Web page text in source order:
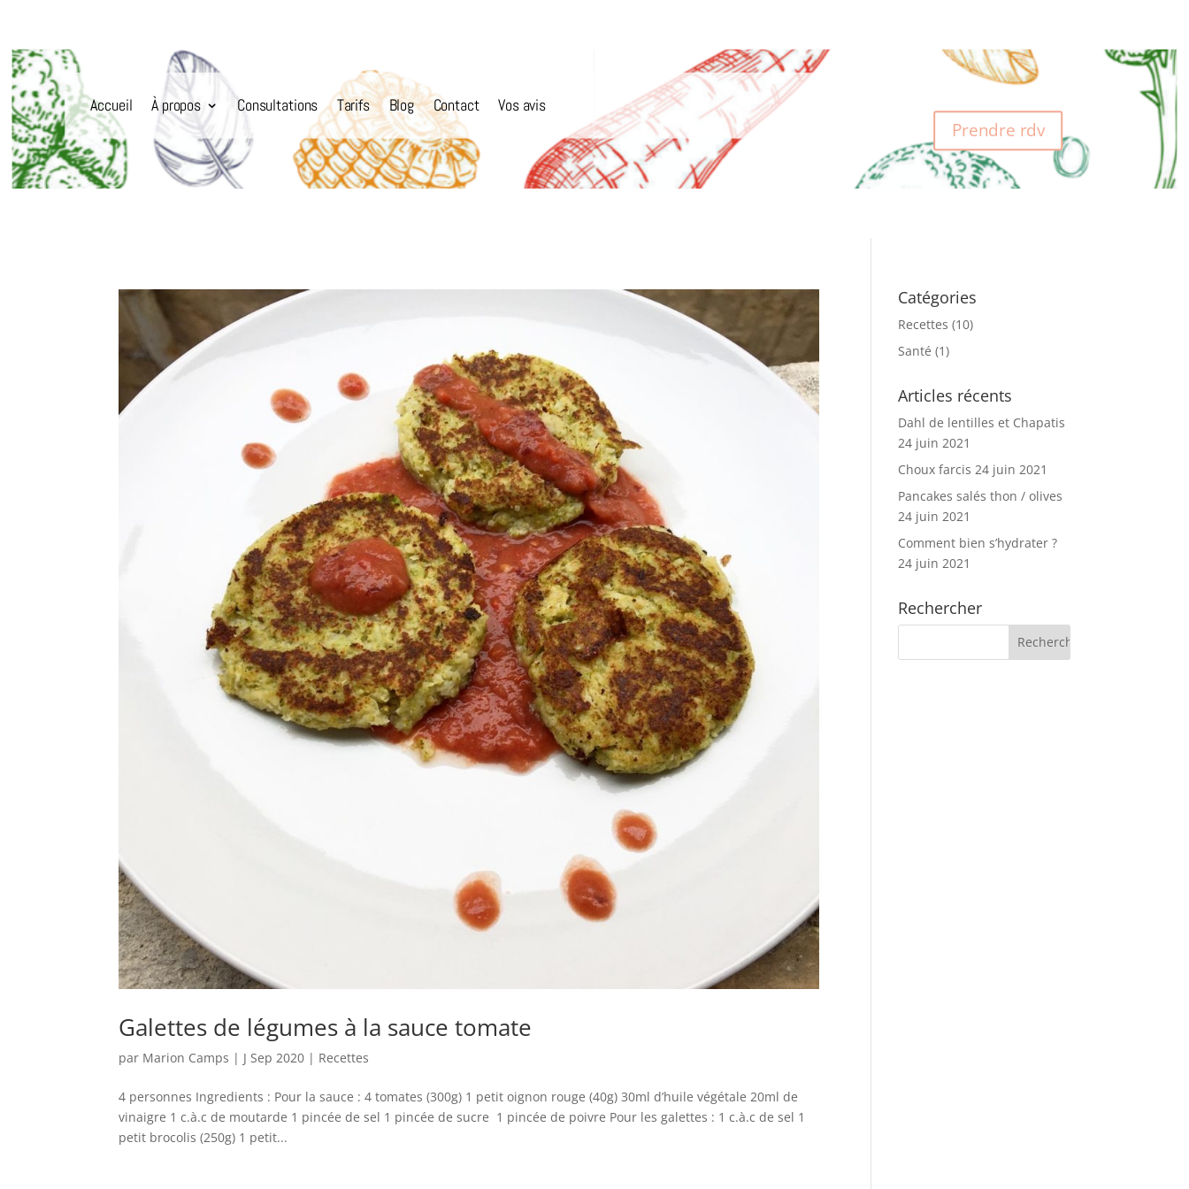
Accueil À propos Consultations Tarifs Blog Contact Vos avis
Prendre rdv
Galettes de légumes à la sauce tomate
par Marion Camps | J Sep 2020 | Recettes
4 personnes Ingredients : Pour la sauce : 4 tomates (300g) 1 petit oignon rouge (40g) 30ml d’huile végétale 20ml de
vinaigre 1 c.à.c de moutarde 1 pincée de sel 1 pincée de sucre 1 pincée de poivre Pour les galettes : 1 c.à.c de sel 1
petit brocolis (250g) 1 petit...
Catégories
Recettes (10)
Santé (1)
Articles récents
Dahl de lentilles et Chapatis
24 juin 2021
Choux farcis 24 juin 2021
Pancakes salés thon / olives
24 juin 2021
Comment bien s’hydrater ?
24 juin 2021
Rechercher